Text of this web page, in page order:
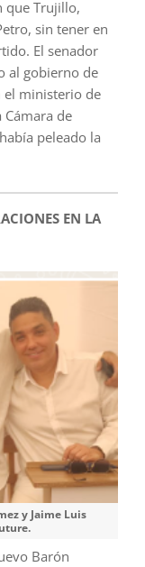
que Trujillo,
sin tener en
El senador
al gobierno de
el ministerio de
de
peleado la
EN LA
y Jaime Luis
Barón